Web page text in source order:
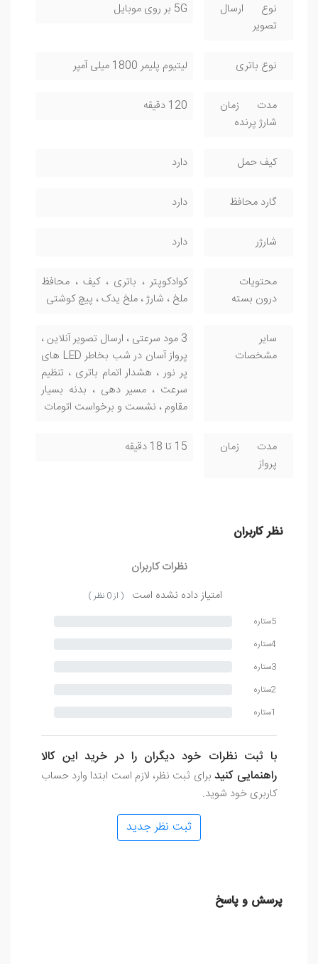
نوع ارسال
تصویر
5G بر روی موبایل
نوع باتری لیتیوم پلیمر 1800 میلی آمپر
مدت زمان
شارژ پرنده
120 دقیقه
کیف حمل دارد
گارد محافظ دارد
شارژر دارد
محتویات
درون بسته
کوادکوپتر ، باتری ، کیف ، محافظ
ملخ ، شارژ ، ملخ یدک ، پیچ کوشتی
سایر
مشخصات
3 مود سرعتی ، ارسال تصویر آنلاین ،
پرواز آسان در شب بخاطر LED های
پر نور ، هشدار اتمام باتری ، تنظیم
سرعت ، مسیر دهی ، بدنه بسیار
مقاوم ، نشست و برخواست اتومات
مدت زمان
پرواز
15 تا 18 دقیقه
نظر کاربران
نظرات کاربران
امتیاز داده نشده است
( از 0 نظر )
5ستاره
4ستاره
3ستاره
2ستاره
1ستاره
با ثبت نظرات خود دیگران را در خرید این کالا
راهنمایی کنید برای ثبت نظر، لازم است ابتدا وارد حساب
کاربری خود شوید.
ثبت نظر جدید
پرسش و پاسخ